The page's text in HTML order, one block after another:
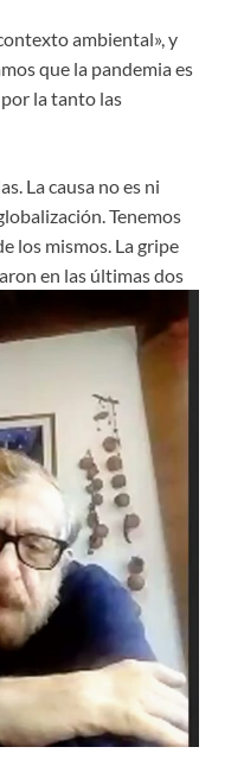
ambiental», y
que la pandemia es
la tanto las
La causa no es ni
Tenemos
los mismos. La gripe
en las últimas dos